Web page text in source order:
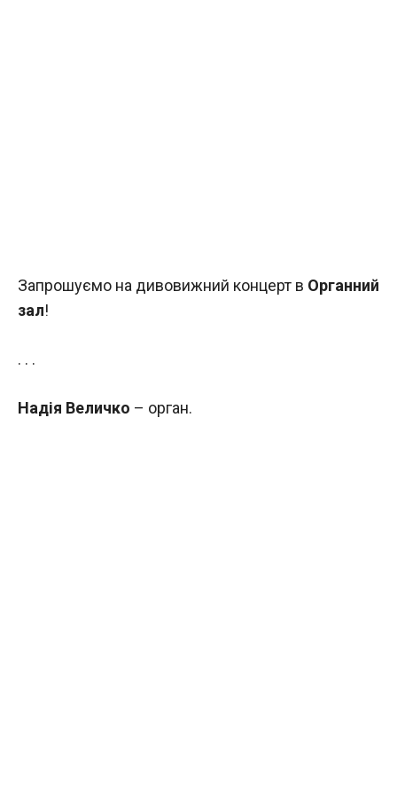
Запрошуємо на дивовижний концерт в Органний
зал!
. . .
Надія Величко – орган.